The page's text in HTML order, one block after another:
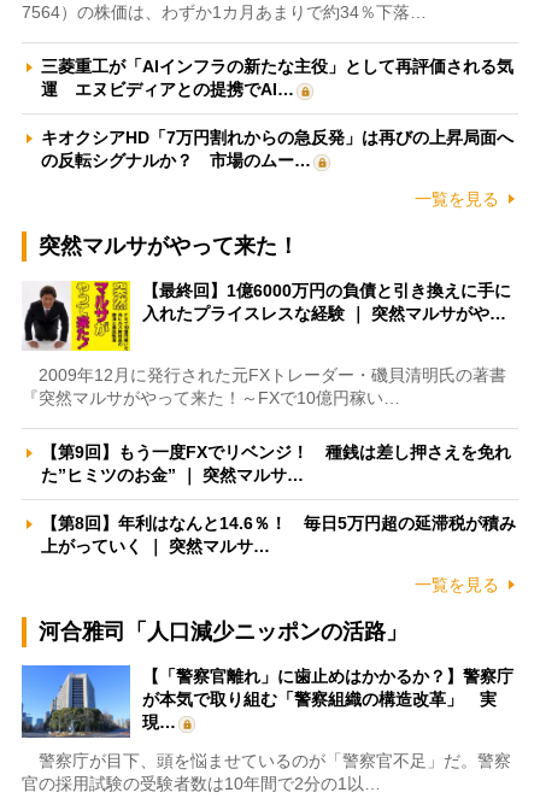
7564）の株価は、わずか1カ月あまりで約34％下落…
三菱重工が「AIインフラの新たな主役」として再評価される気
運 エヌビディアとの提携でAI…
キオクシアHD「7万円割れからの急反発」は再びの上昇局面へ
の反転シグナルか？ 市場のムー…
一覧を見る
突然マルサがやって来た！
【最終回】1億6000万円の負債と引き換えに手に
入れたプライスレスな経験 ｜ 突然マルサがや…
2009年12月に発行された元FXトレーダー・磯貝清明氏の著書
『突然マルサがやって来た！～FXで10億円稼い…
【第9回】もう一度FXでリベンジ！ 種銭は差し押さえを免れ
た”ヒミツのお金” ｜ 突然マルサ…
【第8回】年利はなんと14.6％！ 毎日5万円超の延滞税が積み
上がっていく ｜ 突然マルサ…
一覧を見る
河合雅司「人口減少ニッポンの活路」
【「警察官離れ」に歯止めはかかるか？】警察庁
が本気で取り組む「警察組織の構造改革」 実
現…
警察庁が目下、頭を悩ませているのが「警察官不足」だ。警察
官の採用試験の受験者数は10年間で2分の1以…